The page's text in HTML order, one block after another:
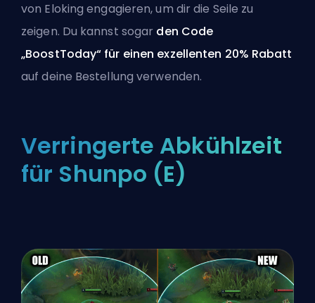
von Eloking engagieren, um dir die Seile zu
zeigen. Du kannst sogar den Code
„BoostToday“ für einen exzellenten 20% Rabatt
auf deine Bestellung verwenden.
Verringerte Abkühlzeit
für Shunpo (E)